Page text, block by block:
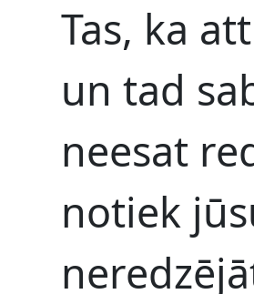
Tas, ka
un tad
neesat
notiek